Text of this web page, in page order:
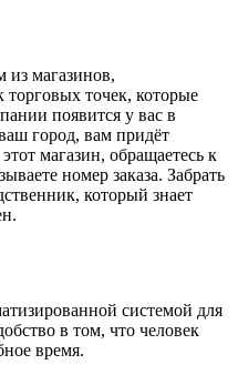
из магазинов,
точек, которые
появится у вас в
город, вам придёт
магазин, обращаетесь к
номер заказа. Забрать
который знает
системой для
в том, что человек
время.